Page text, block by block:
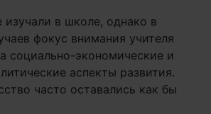
в школе, однако в
фокус внимания учителя
социально-экономические и
аспекты развития.
часто оставались как бы